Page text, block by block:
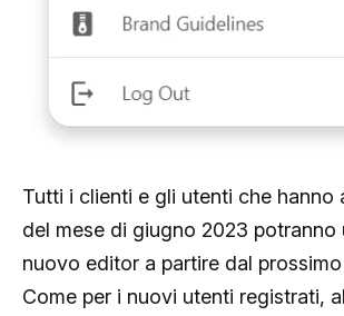
Tutti i clienti e gli utenti che hanno
del mese di giugno 2023 potranno
nuovo editor a partire dal
Come per i nuovi utenti registrati,